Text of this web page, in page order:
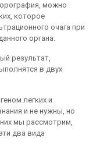
можно
которое
очага при
органа.
результат,
в двух
легких и
и не нужны, но
мы рассмотрим,
два вида